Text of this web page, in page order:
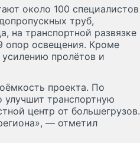
около 100 специалистов
труб,
на транспортной развязке
опор освещения. Кроме
пролётов и
проекта. По
улучшит транспортную
центр от большегрузов.
— отметил